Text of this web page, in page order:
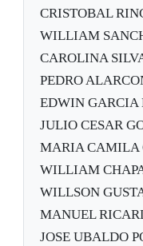
CRISTOBAL
WILLIAM
CAROLINA
PEDRO
EDWIN GARCIA
JULIO CESAR
MARIA CAMILA
WILLIAM
WILLSON
MANUEL
JOSE UBALDO